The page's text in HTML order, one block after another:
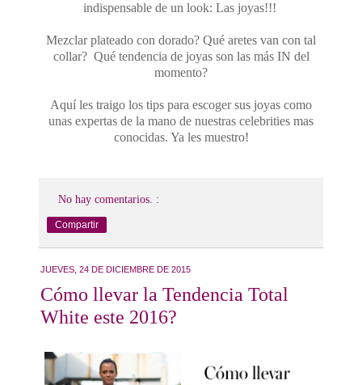
indispensable de un look: Las joyas!!!
Mezclar plateado con dorado? Qué aretes van con tal
collar? Qué tendencia de joyas son las más IN del
momento?
Aquí les traigo los tips para escoger sus joyas como
unas expertas de la mano de nuestras celebrities mas
conocidas. Ya les muestro!
No hay comentarios. :
Compartir
JUEVES, 24 DE DICIEMBRE DE 2015
Cómo llevar la Tendencia Total
White este 2016?